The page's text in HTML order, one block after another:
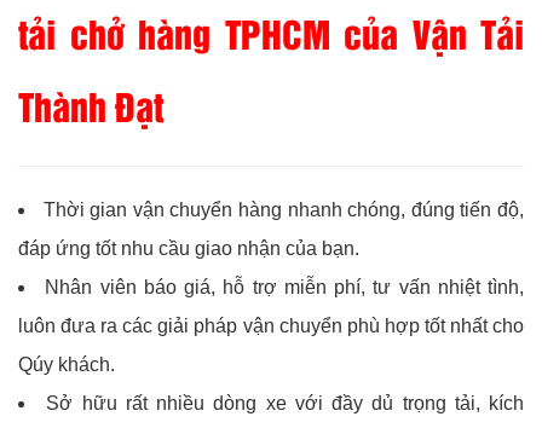
tải chở hàng TPHCM của Vận Tải
Thành Đạt
Thời gian vận chuyển hàng nhanh chóng, đúng tiến độ,
đáp ứng tốt nhu cầu giao nhận của bạn.
Nhân viên báo giá, hỗ trợ miễn phí, tư vấn nhiệt tình,
luôn đưa ra các giải pháp vận chuyển phù hợp tốt nhất cho
Qúy khách.
Sở hữu rất nhiều dòng xe với đầy dủ trọng tải, kích